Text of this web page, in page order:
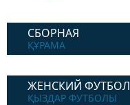
СБОРНАЯ
ҚҰРАМА
ЖЕНСКИЙ ФУТБОЛ
ҚЫЗДАР ФУТБОЛЫ